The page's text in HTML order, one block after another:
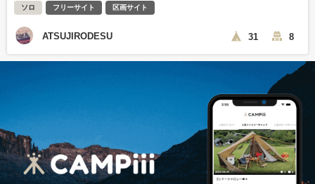
ソロ フリーサイト 区画サイト
ATSUJIRODESU 31 8